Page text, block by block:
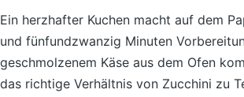
Ein herzhafter Kuchen macht auf dem
und fünfundzwanzig Minuten
geschmolzenem Käse aus dem Ofen
das richtige Verhältnis von Zucchini zu